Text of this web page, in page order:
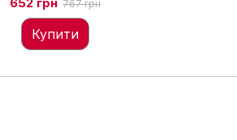
767 грн
Купити